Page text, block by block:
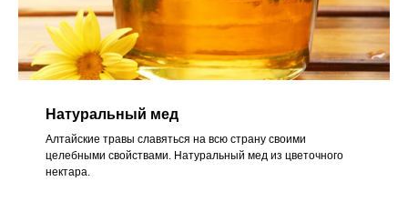
Натуральный мед
Алтайские травы славяться на всю страну своими
целебными свойствами. Натуральный мед из цветочного
нектара.